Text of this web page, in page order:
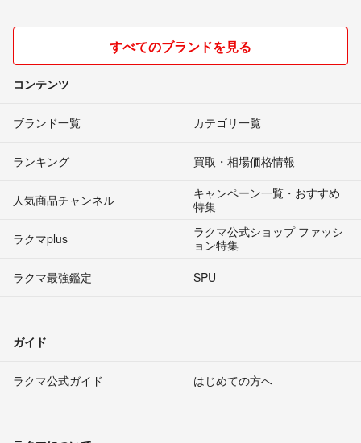
すべてのブランドを見る
コンテンツ
ブランド一覧 カテゴリ一覧
ランキング 買取・相場価格情報
人気商品チャンネル
キャンペーン一覧・おすすめ
特集
ラクマplus
ラクマ公式ショップ ファッシ
ョン特集
ラクマ最強鑑定
SPU
ガイド
ラクマ公式ガイド はじめての方へ